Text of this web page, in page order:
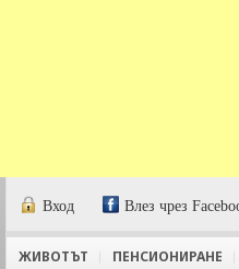
Вход Влез чрез
ЖИВОТЪТ ПЕНСИОНИРАНЕ